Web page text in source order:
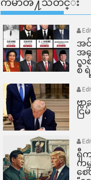
အ
အ
လ
စီ
ဗ
င
ရှီက
က
စ